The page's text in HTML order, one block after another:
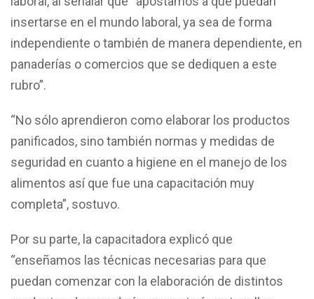
insertarse en el mundo laboral, ya sea de forma
independiente o también de manera dependiente, en
panaderías o comercios que se dediquen a este
rubro”.
“No sólo aprendieron como elaborar los productos
panificados, sino también normas y medidas de
seguridad en cuanto a higiene en el manejo de los
alimentos así que fue una capacitación muy
completa”, sostuvo.
Por su parte, la capacitadora explicó que
“enseñamos las técnicas necesarias para que
puedan comenzar con la elaboración de distintos